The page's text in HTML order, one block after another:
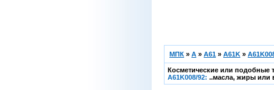
МПК » A » A61 » A61K »
Косметические или подобные
A61K008/92: ..масла, жиры или